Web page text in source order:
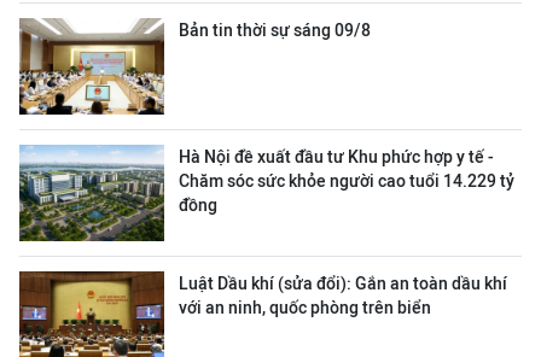
Bản tin thời sự sáng 09/8
Hà Nội đề xuất đầu tư Khu phức hợp y tế -
Chăm sóc sức khỏe người cao tuổi 14.229 tỷ
đồng
Luật Dầu khí (sửa đổi): Gắn an toàn dầu khí
với an ninh, quốc phòng trên biển